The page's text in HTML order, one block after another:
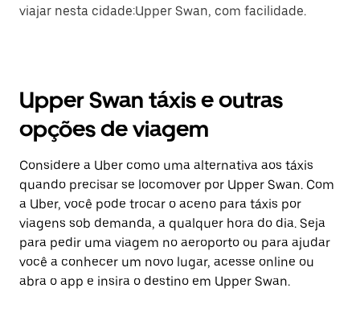
viajar nesta cidade:Upper Swan, com facilidade.
Upper Swan táxis e outras
opções de viagem
Considere a Uber como uma alternativa aos táxis
quando precisar se locomover por Upper Swan. Com
a Uber, você pode trocar o aceno para táxis por
viagens sob demanda, a qualquer hora do dia. Seja
para pedir uma viagem no aeroporto ou para ajudar
você a conhecer um novo lugar, acesse online ou
abra o app e insira o destino em Upper Swan.